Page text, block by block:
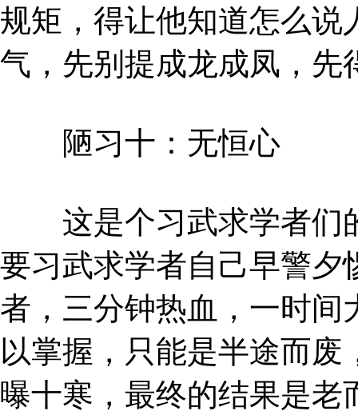
规矩，得让他知道怎么说
气，先别提成龙成凤，先
陋习十：无恒心
这是个习武求学者们
要习武求学者自己早警夕
者，三分钟热血，一时间
以掌握，只能是半途而
曝十寒，最终的结果是老